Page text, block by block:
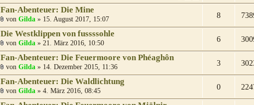
Fan-Abenteuer: Die Mine
von Gilda » 15. August 2017, 15:07 8
Die Westklippen von fussssohle
von Gilda » 21. März 2016, 10:50 6
Fan-Abenteuer: Die Feuermoore von Phéaghôn
von Gilda » 14. Dezember 2015, 11:36 3
Fan-Abenteuer: Die Waldlichtung
von Gilda » 4. März 2016, 08:45 0